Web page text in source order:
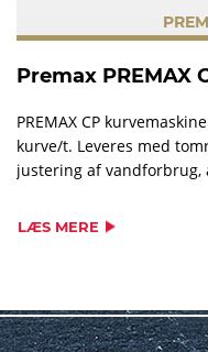
Premax PREMAX
PREMAX CP
kurve/t. Leveres med
justering af vandforbrug,
økonomiske
LÆS MERE